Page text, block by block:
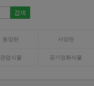
동양란 서양란
관엽식물 공기정화식물